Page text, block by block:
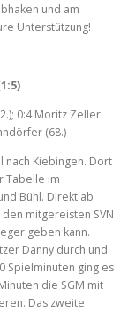
und am
Unterstützung!
0:4 Moritz Zeller
(68.)
nach Kiebingen. Dort
Tabelle im
Bühl. Direkt ab
mitgereisten SVN
geben kann.
Danny durch und
Spielminuten ging es
die SGM mit
Das zweite